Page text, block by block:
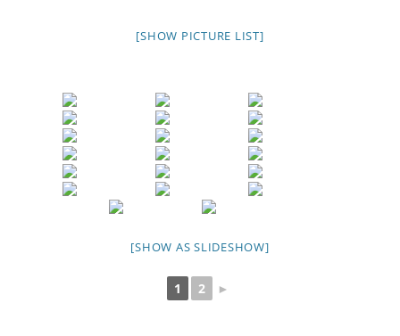
[SHOW PICTURE LIST]
[SHOW AS SLIDESHOW]
1 2 ►